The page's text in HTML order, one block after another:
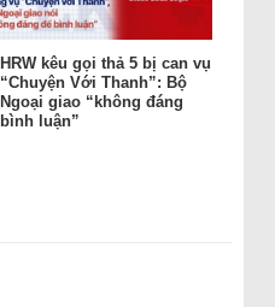
HRW kêu gọi thả 5 bị can vụ
“Chuyện Với Thanh”: Bộ
Ngoại giao “không đáng
bình luận”